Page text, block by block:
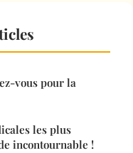
vous pour la
les plus
incontournable !